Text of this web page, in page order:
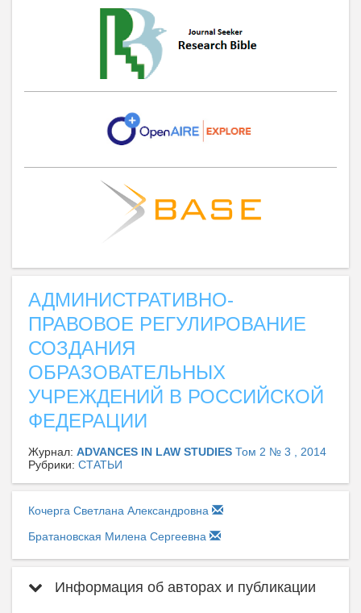
АДМИНИСТРАТИВНО-
ПРАВОВОЕ РЕГУЛИРОВАНИЕ
СОЗДАНИЯ
ОБРАЗОВАТЕЛЬНЫХ
УЧРЕЖДЕНИЙ В РОССИЙСКОЙ
ФЕДЕРАЦИИ
Журнал: ADVANCES IN LAW STUDIES Том 2 № 3 , 2014
Рубрики: СТАТЬИ
Кочерга Светлана Александровна
Братановская Милена Сергеевна
Информация об авторах и публикации